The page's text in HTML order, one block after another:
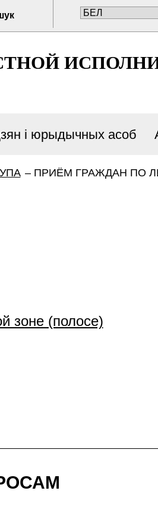
і юрыдычных асоб
–ПРИЁМ ГРАЖДАН ПО
зоне (полосе)